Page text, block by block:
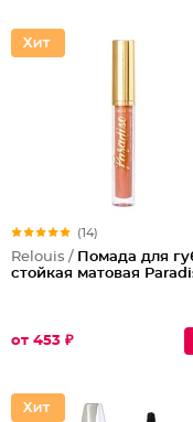
(14)
Relouis / Помада для
стойкая матовая
от 453 ₽